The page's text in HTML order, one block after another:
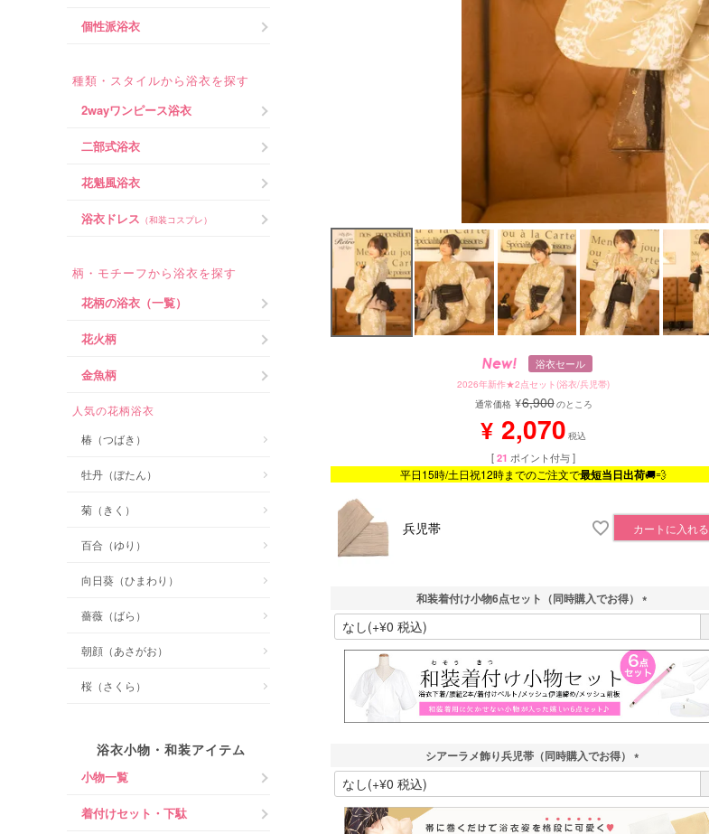
個性派浴衣
種類・スタイルから浴衣を探す
2wayワンピース浴衣
二部式浴衣
花魁風浴衣
浴衣ドレス （和装コスプレ）
柄・モチーフから浴衣を探す
花柄の浴衣（一覧）
花火柄
金魚柄
人気の花柄浴衣
椿（つばき）
牡丹（ぼたん）
菊（きく）
百合（ゆり）
向日葵（ひまわり）
薔薇（ばら）
朝顔（あさがお）
桜（さくら）
浴衣小物・和装アイテム
小物一覧
着付けセット・下駄
浴衣セール
2026年新作★2点セット(浴衣/兵児帯)
通常価格 ¥6,900のところ
¥ 2,070 税込
[21 ポイント付与 ]
平日15時/土日祝12時までのご注文で最短当日出荷🚚💨
兵児帯 カートに入れる
和装着付け小物6点セット（同時購入でお得）
(
必
須
)
シアーラメ飾り兵児帯（同時購入でお得）
(
必
須